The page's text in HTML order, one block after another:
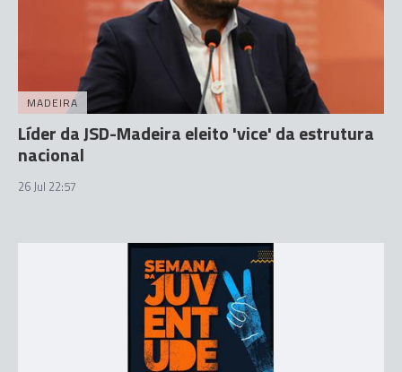
MADEIRA
Líder da JSD-Madeira eleito 'vice' da estrutura
nacional
26 Jul 22:57